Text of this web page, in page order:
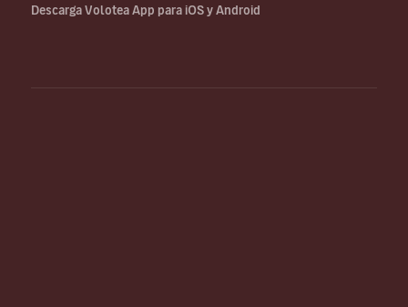
Descarga Volotea App para iOS y Android